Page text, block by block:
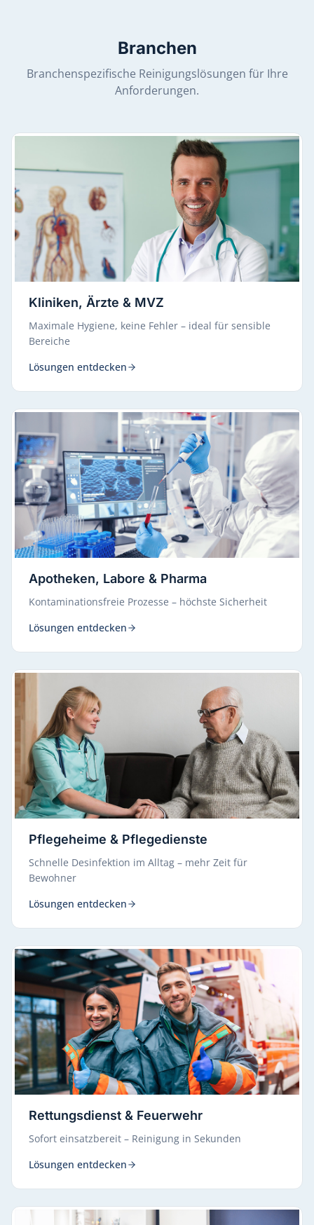
Branchen
Branchenspezifische Reinigungslösungen für Ihre
Anforderungen.
Kliniken, Ärzte & MVZ
Maximale Hygiene, keine Fehler – ideal für sensible
Bereiche
Lösungen entdecken
Apotheken, Labore & Pharma
Kontaminationsfreie Prozesse – höchste Sicherheit
Lösungen entdecken
Pflegeheime & Pflegedienste
Schnelle Desinfektion im Alltag – mehr Zeit für
Bewohner
Lösungen entdecken
Rettungsdienst & Feuerwehr
Sofort einsatzbereit – Reinigung in Sekunden
Lösungen entdecken